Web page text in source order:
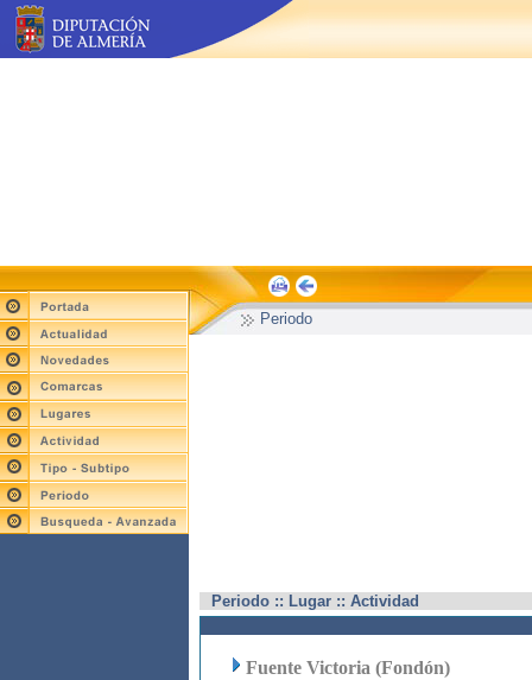
Periodo
Periodo :: Lugar :: Actividad
Fuente Victoria (Fondón)